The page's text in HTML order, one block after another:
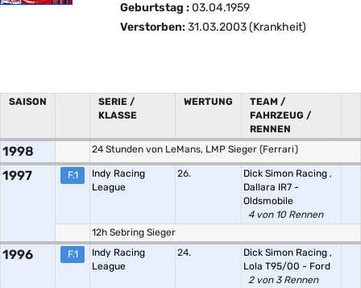
Geburtstag : 03.04.1959
Verstorben: 31.03.2003 (Krankheit)
SAISON
SERIE /
KLASSE
WERTUNG
TEAM /
FAHRZEUG /
RENNEN
1998 24 Stunden von LeMans, LMP Sieger (Ferrari)
1997 F.1
Indy Racing
League
26. Dick Simon Racing ,
Dallara IR7 -
Oldsmobile
4 von 10 Rennen
12h Sebring Sieger
1996 F.1
Indy Racing
League
24. Dick Simon Racing ,
Lola T95/00 - Ford
2 von 3 Rennen